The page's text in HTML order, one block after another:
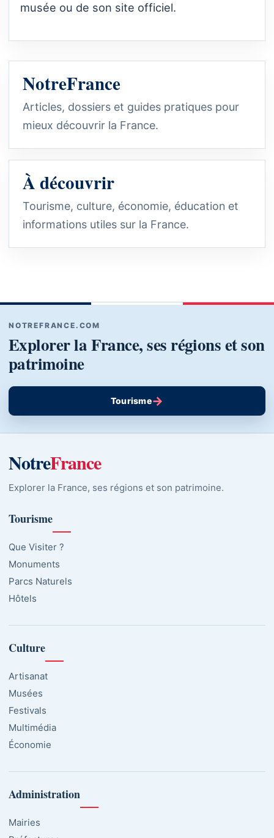
musée ou de son site officiel.
NotreFrance
Articles, dossiers et guides pratiques pour
mieux découvrir la France.
À découvrir
Tourisme, culture, économie, éducation et
informations utiles sur la France.
NOTREFRANCE.COM
Explorer la France, ses régions et son
patrimoine
Tourisme→
NotreFrance
Explorer la France, ses régions et son patrimoine.
Tourisme
Que Visiter ?
Monuments
Parcs Naturels
Hôtels
Culture
Artisanat
Musées
Festivals
Multimédia
Économie
Administration
Mairies